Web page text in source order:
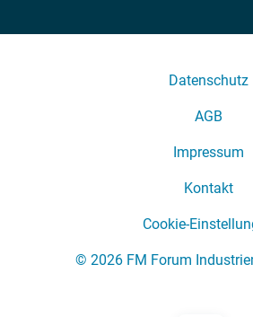
Datenschutz
AGB
Impressum
Kontakt
Cookie-
© 2026 FM Forum